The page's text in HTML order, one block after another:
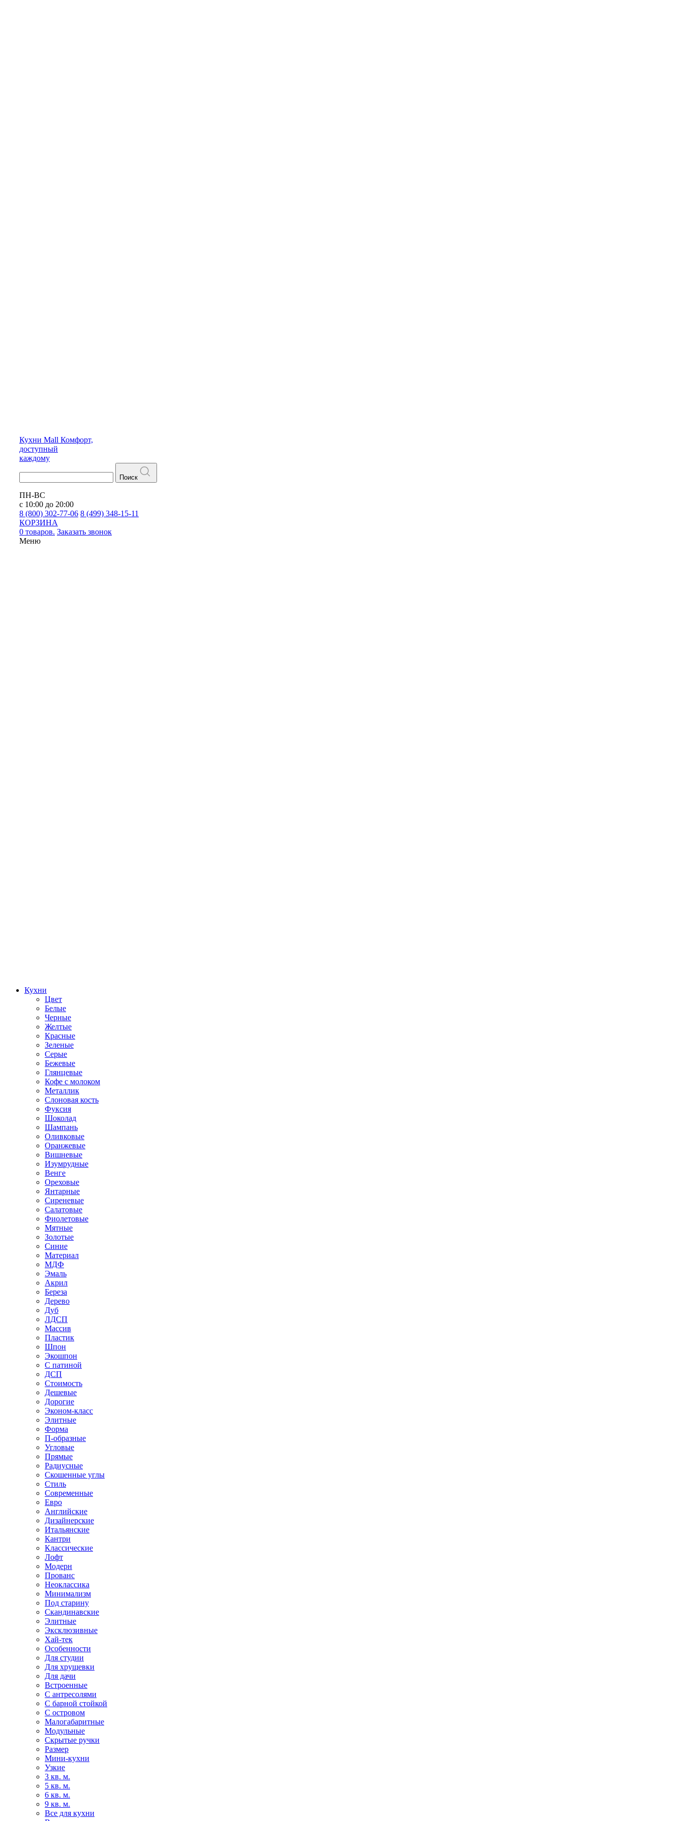
Кухни Mall Комфорт,
доступный
каждому
Поиск
ПН-ВС
с 10:00 до 20:00
8 (800) 302-77-06 8 (499) 348-15-11
КОРЗИНА
0 товаров. Заказать звонок
Меню
Кухни
Цвет
Белые
Черные
Желтые
Красные
Зеленые
Серые
Бежевые
Глянцевые
Кофе с молоком
Металлик
Слоновая кость
Фуксия
Шоколад
Шампань
Оливковые
Оранжевые
Вишневые
Изумрудные
Венге
Ореховые
Янтарные
Сиреневые
Салатовые
Фиолетовые
Мятные
Золотые
Синие
Материал
МДФ
Эмаль
Акрил
Береза
Дерево
Дуб
ЛДСП
Массив
Пластик
Шпон
Экошпон
С патиной
ДСП
Стоимость
Дешевые
Дорогие
Эконом-класс
Элитные
Форма
П-образные
Угловые
Прямые
Радиусные
Скошенные углы
Стиль
Современные
Евро
Английские
Дизайнерские
Итальянские
Кантри
Классические
Лофт
Модерн
Прованс
Неоклассика
Минимализм
Под старину
Скандинавские
Элитные
Эксклюзивные
Хай-тек
Особенности
Для студии
Для хрущевки
Для дачи
Встроенные
С антресолями
С барной стойкой
С островом
Малогабаритные
Модульные
Скрытые ручки
Размер
Мини-кухни
Узкие
3 кв. м.
5 кв. м.
6 кв. м.
9 кв. м.
Все для кухни